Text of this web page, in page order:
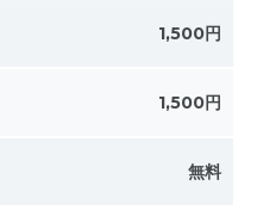
1,500円
1,500円
無料